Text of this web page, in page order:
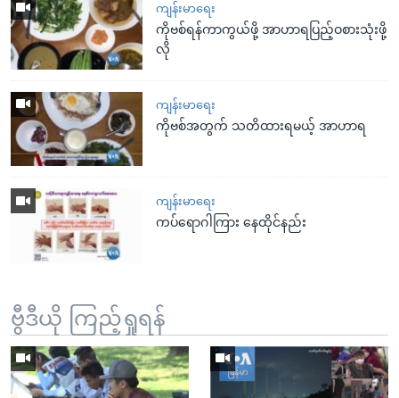
ကျန်းမာရေး
ကိုဗစ်ရန်ကာကွယ်ဖို့ အာဟာရပြည့်ဝစားသုံးဖို့
လို
ကျန်းမာရေး
ကိုဗစ်အတွက် သတိထားရမယ့် အာဟာရ
ကျန်းမာရေး
ကပ်ရောဂါကြား နေထိုင်နည်း
ဗွီဒီယို ကြည့်ရှုရန်